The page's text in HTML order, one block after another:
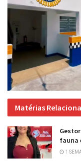
Matérias
fauna
1